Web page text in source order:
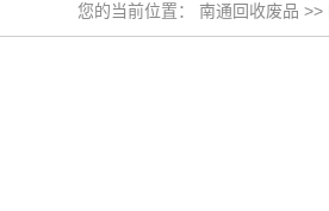
您的当前位置： 南通回收废品 >>